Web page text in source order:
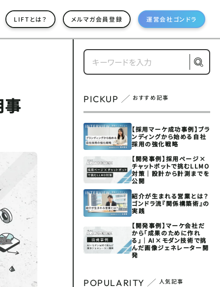
LIFTとは？ メルマガ会員登録 運営会社ゴンドラ
事 PICKUP おすすめ記事
【採用マーケ成功事例】ブラ
ンディングから始める自社
採用の強化戦略
【開発事例】採用ページ×
チャットボットで挑むLLMO
対策｜設計から計測までを
公開
紹介が生まれる営業とは？
ゴンドラ流『関係構築術』の
実践
【開発事例】マーケ会社だ
から「成果のために作れ
る」｜AI×モダン技術で挑
んだ画像ジェネレーター開
発
POPULARITY 人気記事